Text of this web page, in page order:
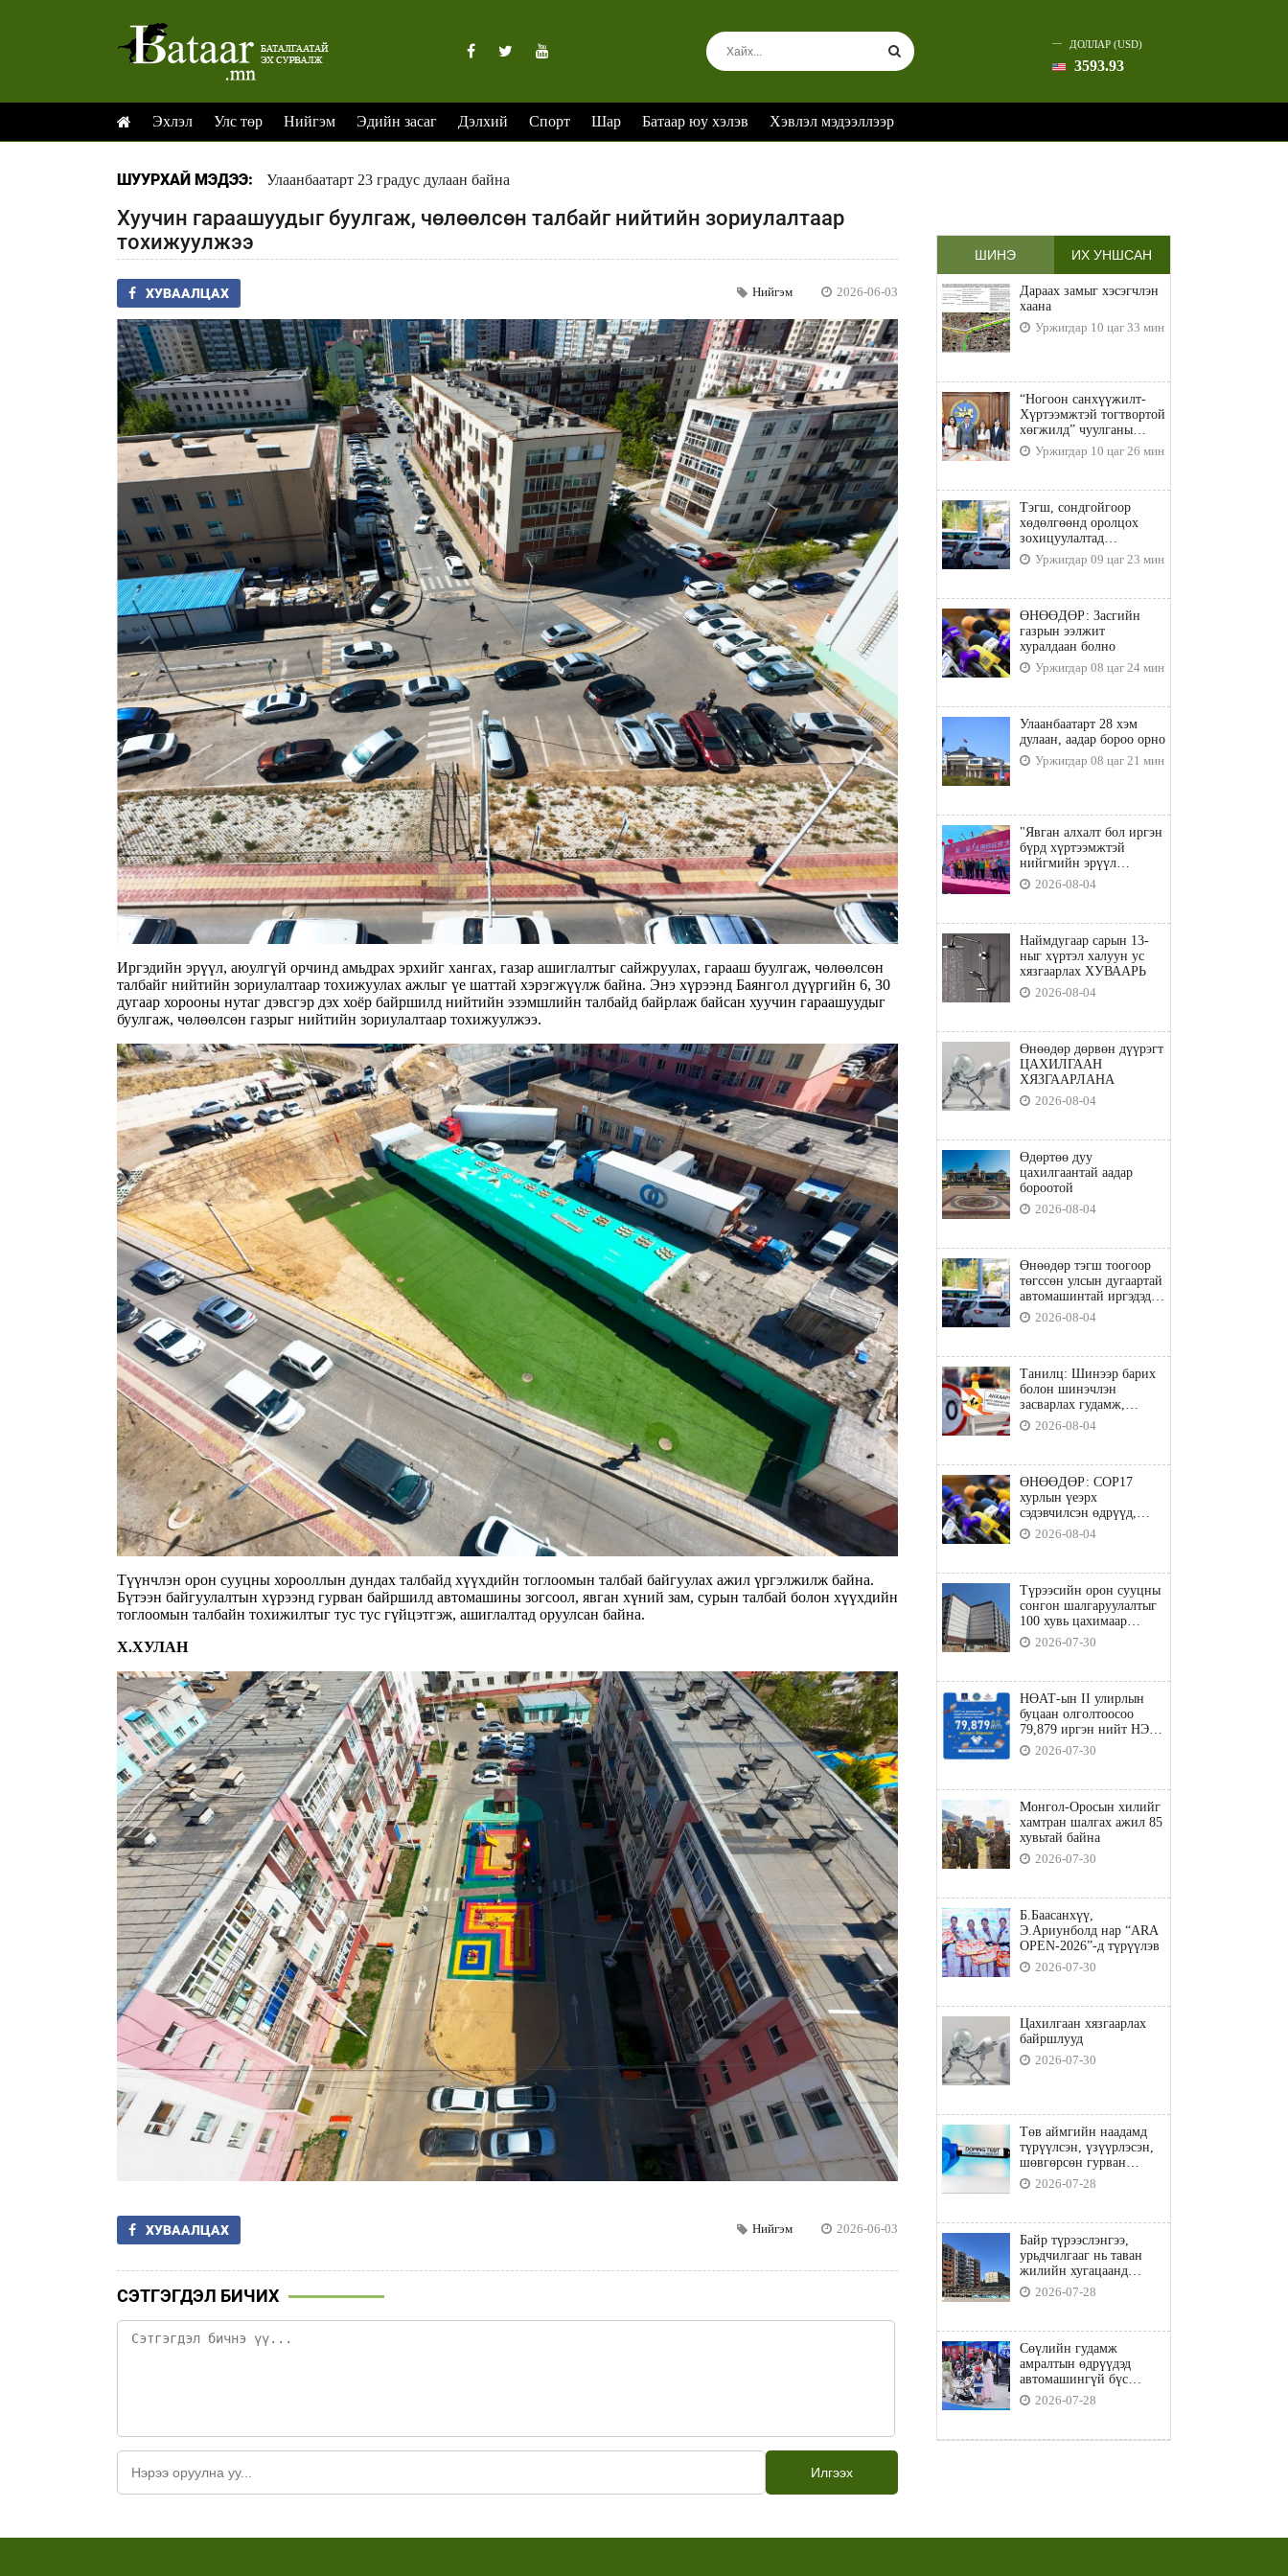
ДОЛЛАР (USD)
3593.93
Эхлэл Улс төр Нийгэм Эдийн засаг Дэлхий Спорт Шар Батаар юу хэлэв Хэвлэл мэдээллээр
ШУУРХАЙ МЭДЭЭ: Улаанбаатарт 23 градус дулаан байна
Хуучин гараашуудыг буулгаж, чөлөөлсөн талбайг нийтийн зориулалтаар
тохижуулжээ
ХУВААЛЦАХ Нийгэм 2026-06-03
Иргэдийн эрүүл, аюулгүй орчинд амьдрах эрхийг хангах, газар ашиглалтыг сайжруулах, гарааш буулгаж, чөлөөлсөн
талбайг нийтийн зориулалтаар тохижуулах ажлыг үе шаттай хэрэгжүүлж байна. Энэ хүрээнд Баянгол дүүргийн 6, 30
дугаар хорооны нутаг дэвсгэр дэх хоёр байршилд нийтийн эзэмшлийн талбайд байрлаж байсан хуучин гараашуудыг
буулгаж, чөлөөлсөн газрыг нийтийн зориулалтаар тохижуулжээ.
Түүнчлэн орон сууцны хорооллын дундах талбайд хүүхдийн тоглоомын талбай байгуулах ажил үргэлжилж байна.
Бүтээн байгуулалтын хүрээнд гурван байршилд автомашины зогсоол, явган хүний зам, сурын талбай болон хүүхдийн
тоглоомын талбайн тохижилтыг тус тус гүйцэтгэж, ашиглалтад оруулсан байна.
Х.ХУЛАН
ХУВААЛЦАХ Нийгэм 2026-06-03
СЭТГЭГДЭЛ БИЧИХ
Илгээх
ШИНЭ ИХ УНШСАН
Дараах замыг хэсэгчлэн
хаана
Уржигдар 10 цаг 33 мин
“Ногоон санхүүжилт-
Хүртээмжтэй тогтвортой
хөгжилд” чуулганы
бэлтгэл ажил, зорилго,
хүрэх үр дүнгийн талаар
Уржигдар 10 цаг 26 мин
Тэгш, сондгойгоор
хөдөлгөөнд оролцох
зохицуулалтад
хамаарахгүй тээврийн
хэрэгслүүд
Уржигдар 09 цаг 23 мин
ӨНӨӨДӨР: Засгийн
газрын ээлжит
хуралдаан болно
Уржигдар 08 цаг 24 мин
Улаанбаатарт 28 хэм
дулаан, аадар бороо орно
Уржигдар 08 цаг 21 мин
"Явган алхалт бол иргэн
бүрд хүртээмжтэй
нийгмийн эрүүл
мэндийн бодлого"
2026-08-04
Наймдугаар сарын 13-
ныг хүртэл халуун ус
хязгаарлах ХУВААРЬ
2026-08-04
Өнөөдөр дөрвөн дүүрэгт
ЦАХИЛГААН
ХЯЗГААРЛАНА
2026-08-04
Өдөртөө дуу
цахилгаантай аадар
бороотой
2026-08-04
Өнөөдөр тэгш тоогоор
төгссөн улсын дугаартай
автомашинтай иргэдэд
шатахуун олгоно
2026-08-04
Танилц: Шинээр барих
болон шинэчлэн
засварлах гудамж,
замууд
2026-08-04
ӨНӨӨДӨР: COP17
хурлын үеэрх
сэдэвчилсэн өдрүүд,
үзвэр үйлчилгээний
талаар мэдээлнэ
2026-08-04
Түрээсийн орон сууцны
сонгон шалгаруулалтыг
100 хувь цахимаар
явуулна
2026-07-30
НӨАТ-ын II улирлын
буцаан олголтоосоо
79,879 иргэн нийт НЭГ
ТЭРБУМ төгрөгийн
татвараа төлөв
2026-07-30
Монгол-Оросын хилийг
хамтран шалгах ажил 85
хувьтай байна
2026-07-30
Б.Баасанхүү,
Э.Ариунболд нар “ARA
OPEN-2026”-д түрүүлэв
2026-07-30
Цахилгаан хязгаарлах
байршлууд
2026-07-30
Төв аймгийн наадамд
түрүүлсэн, үзүүрлэсэн,
шөвгөрсөн гурван
бөхөөс допинг илэрчээ
2026-07-28
Байр түрээслэнгээ,
урьдчилгааг нь таван
жилийн хугацаанд
төлбөл орон сууцны
зээлд хамрагдана
2026-07-28
Сөүлийн гудамж
амралтын өдрүүдэд
автомашингүй бүс
боллоо
2026-07-28